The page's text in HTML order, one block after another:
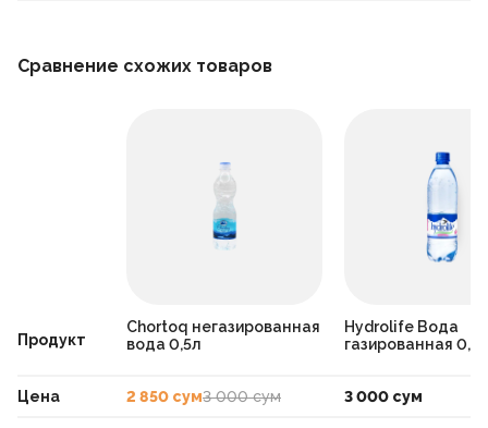
Сравнение схожих товаров
Продукт
Цена
Chortoq негазированная
вода 0,5л
2 850 сум3 000 сум
Hydrolife Вода
газированная 0,5л
3 000 сум